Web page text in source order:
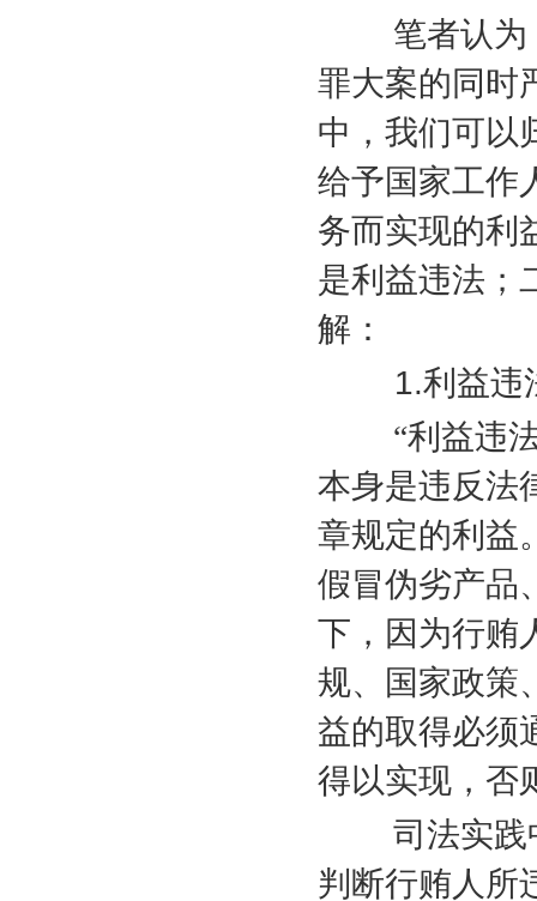
笔者认为，
罪大案的同时
中，我们可以
给予国家工作
务而实现的利
是利益违法；
解：
1.利益违
“利益违法
本身是违反法
章规定的利益
假冒伪劣产品
下，因为行贿
规、国家政策
益的取得必须
得以实现，否
司法实践中
判断行贿人所